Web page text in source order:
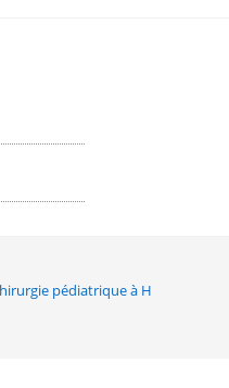
pédiatrique à HPVA